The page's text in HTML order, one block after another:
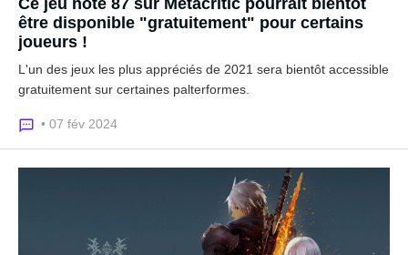
Ce jeu noté 87 sur Metacritic pourrait bientôt
être disponible "gratuitement" pour certains
joueurs !
L'un des jeux les plus appréciés de 2021 sera bientôt accessible
gratuitement sur certaines palterformes.
• 07 fév 2024